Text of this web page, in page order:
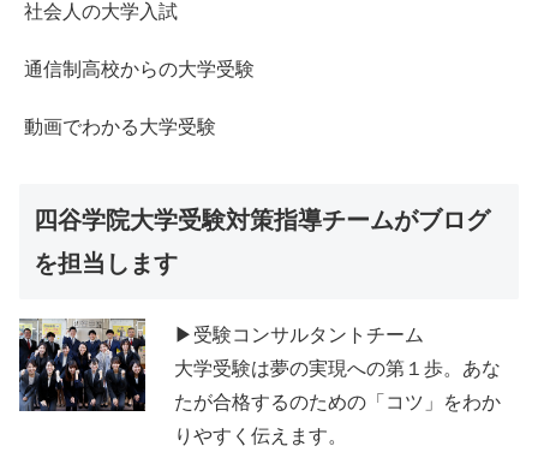
社会人の大学入試
通信制高校からの大学受験
動画でわかる大学受験
四谷学院大学受験対策指導チームがブログ
を担当します
▶受験コンサルタントチーム
大学受験は夢の実現への第１歩。あな
たが合格するのための「コツ」をわか
りやすく伝えます。